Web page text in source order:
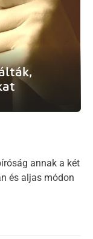
annak a két
és aljas módon